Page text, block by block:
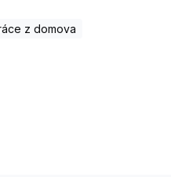
z domova